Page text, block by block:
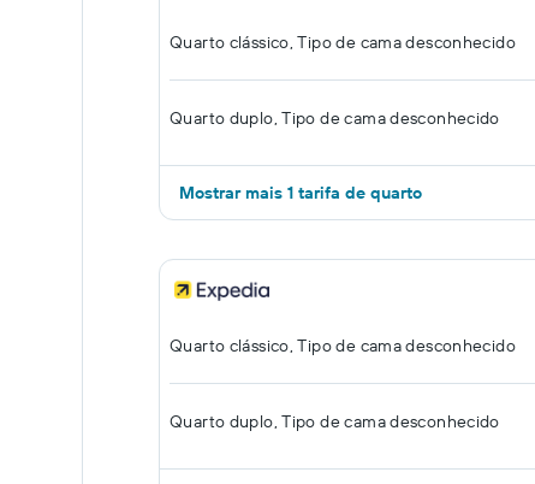
Quarto clássico, Tipo de cama desconhecido
Quarto duplo, Tipo de cama desconhecido
Mostrar mais 1 tarifa de quarto
Quarto clássico, Tipo de cama desconhecido
Quarto duplo, Tipo de cama desconhecido